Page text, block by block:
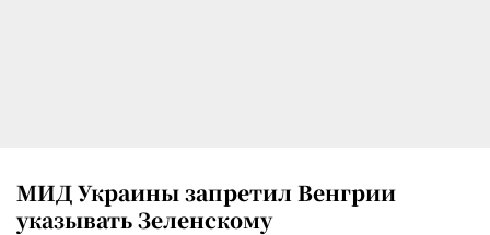
МИД Украины запретил Венгрии
указывать Зеленскому